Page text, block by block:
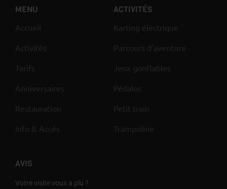
MENU
Accueil
Activités
Tarifs
Anniversaires
Restauration
Info & Accès
ACTIVITÉS
Karting électrique
Parcours d'aventure
Jeux gonflables
Pédalos
Petit train
Trampoline
AVIS
Votre visite vous a plu ?